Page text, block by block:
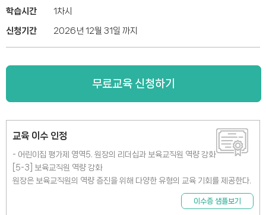
학습시간 1차시
신청기간 2026년 12월 31일 까지
무료교육 신청하기
교육 이수 인정
- 어린이집 평가제 영역5. 원장의 리더십과 보육교직원 역량 강화
[5-3] 보육교직원 역량 강화
원장은 보육교직원의 역량 증진을 위해 다양한 유형의 교육 기회를 제공한다.
이수증 샘플보기